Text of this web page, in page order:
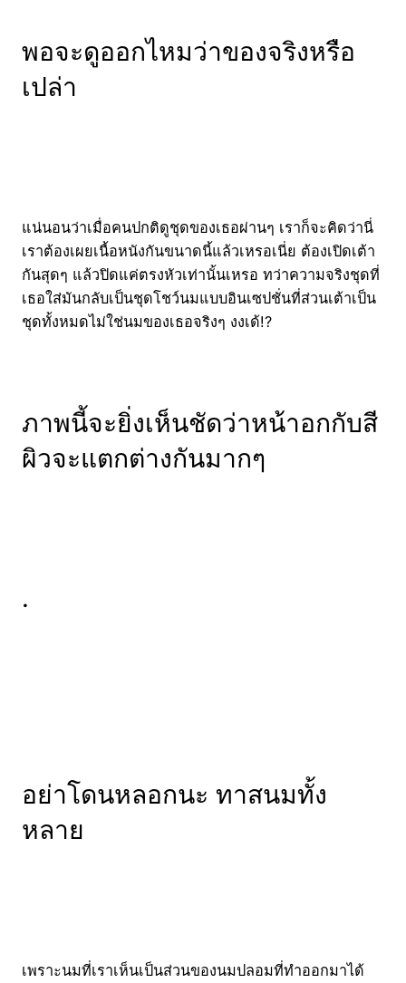
พอจะดูออกไหมว่าของจริงหรือ
เปล่า
แน่นอนว่าเมื่อคนปกติดูชุดของเธอผ่านๆ เราก็จะคิดว่านี่
เราต้องเผยเนื้อหนังกันขนาดนี้แล้วเหรอเนี่ย ต้องเปิดเต้า
กันสุดๆ แล้วปิดแค่ตรงหัวเท่านั้นเหรอ ทว่าความจริงชุดที่
เธอใส่มันกลับเป็นชุดโชว์นมแบบอินเซปชั่นที่ส่วนเต้าเป็น
ชุดทั้งหมดไม่ใช่นมของเธอจริงๆ งงเด้!?
ภาพนี้จะยิ่งเห็นชัดว่าหน้าอกกับสี
ผิวจะแตกต่างกันมากๆ
.
อย่าโดนหลอกนะ ทาสนมทั้ง
หลาย
เพราะนมที่เราเห็นเป็นส่วนของนมปลอมที่ทำออกมาได้